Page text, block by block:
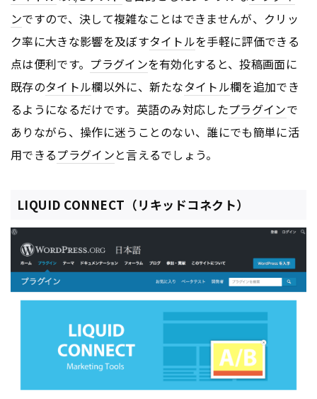
ンですので、決して複雑なことはできませんが、クリッ
ク率に大きな影響を及ぼすタイトルを手軽に評価できる
点は便利です。 プラグインを有効化すると、投稿画面に
既存のタイトル欄以外に、新たなタイトル欄を追加でき
るようになるだけです。英語のみ対応したプラグインで
ありながら、操作に迷うことのない、誰にでも簡単に活
用できるプラグインと言えるでしょう。
LIQUID CONNECT（リキッドコネクト）